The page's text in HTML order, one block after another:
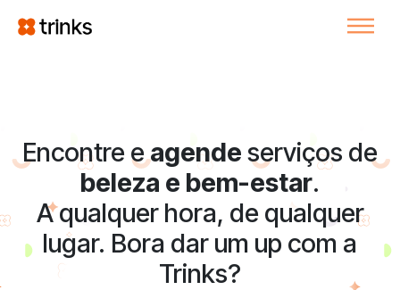
Encontre eagende serviços de
beleza e bem-estar.
A qualquer hora, de qualquer
lugar. Bora dar um up com a
Trinks?